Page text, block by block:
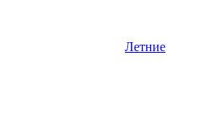
Летние